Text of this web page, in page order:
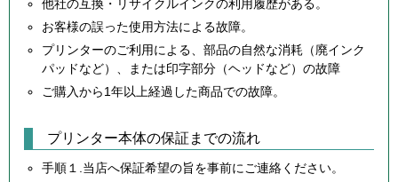
他社の互換・リサイクルインクの利用履歴がある。
お客様の誤った使用方法による故障。
プリンターのご利用による、部品の自然な消耗（廃インク
パッドなど）、または印字部分（ヘッドなど）の故障
ご購入から1年以上経過した商品での故障。
プリンター本体の保証までの流れ
手順１.当店へ保証希望の旨を事前にご連絡ください。